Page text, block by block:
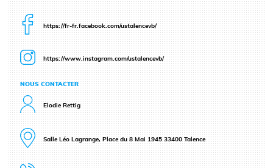
https://fr-fr.facebook.com/ustalencevb/
https://www.instagram.com/ustalencevb/
NOUS CONTACTER
Elodie Rettig
Salle Léo Lagrange, Place du 8 Mai 1945 33400 Talence